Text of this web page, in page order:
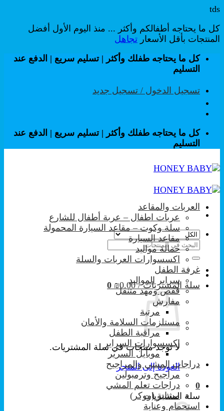
tds
كل ما يحتاجه أطفالكم وأكثر ... منذ اليوم الأول أفضل
المنتجات بأقل الأسعار تجاهل
تخطي
للمحتوى
كل ما يحتاجه طفلك وأكثر | تسليم سريع | الدفع عند
التسليم
تسجيل الدخول / تسجيل جديد
كل ما يحتاجه طفلك وأكثر | تسليم سريع | الدفع عند
التسليم
البحث
عن:
سلة المشتريات / ₪0.00
0
لا توجد منتجات في سلة المشتريات.
العودة إلى المتجر
0
سلة المشتريات
العربات والمقاعد
عربات اطفال – عربة أطفال للشارع
سلة وكوت – مقاعد السيارة المحمولة
مقاعد السيارة
حمالة مواليد
اكسسوارات العربات والسلة
غرفة الطفل
سراير المواليد
قفص ومهد متنقل
مفارش
مرتبة
مستلزمات السلامة والأمان
مراقبة الطفل
إكسسوارات السراير
موبايل السرير
دراجات المشي والمراجيح
مراجيح وترمبولين
دراجات تعلم المشي
مشاية (ووكر)
استحمام وعناية